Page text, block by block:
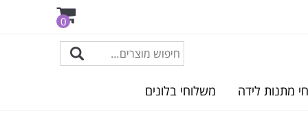
0
מתנות לידה משלוחי בלונים